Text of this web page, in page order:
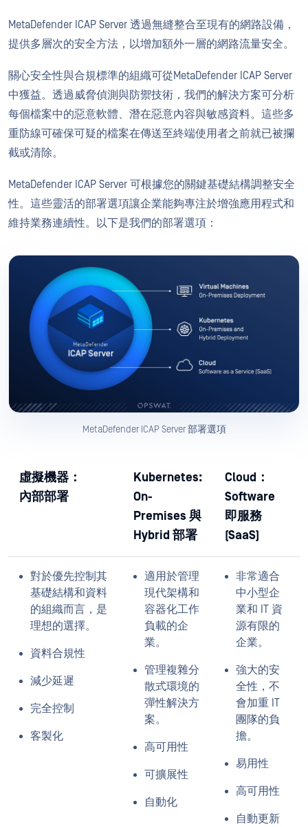
MetaDefender ICAP Server 透過無縫整合至現有的網路設備，
提供多層次的安全方法，以增加額外一層的網路流量安全。
關心安全性與合規標準的組織可從MetaDefender ICAP Server
中獲益。透過威脅偵測與防禦技術，我們的解決方案可分析
每個檔案中的惡意軟體、潛在惡意內容與敏感資料。這些多
重防線可確保可疑的檔案在傳送至終端使用者之前就已被攔
截或清除。
MetaDefender ICAP Server 可根據您的關鍵基礎結構調整安全
性。這些靈活的部署選項讓企業能夠專注於增強應用程式和
維持業務連續性。以下是我們的部署選項：
MetaDefender ICAP Server 部署選項
虛擬機器：
內部部署
Kubernetes:
On-
Premises 與
Hybrid 部署
Cloud：
Software
即服務
(SaaS)
對於優先控制其
基礎結構和資料
的組織而言，是
理想的選擇。
資料合規性
減少延遲
完全控制
客製化
適用於管理
現代架構和
容器化工作
負載的企
業。
管理複雜分
散式環境的
彈性解決方
案。
高可用性
可擴展性
自動化
非常適合
中小型企
業和 IT 資
源有限的
企業。
強大的安
全性，不
會加重 IT
團隊的負
擔。
易用性
高可用性
自動更新